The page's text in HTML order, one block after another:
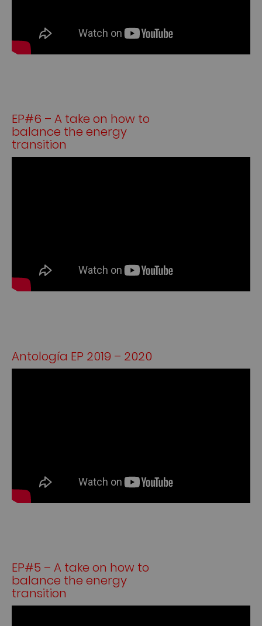
EP#6 – A take on how to
balance the energy
transition
Antología EP 2019 – 2020
EP#5 – A take on how to
balance the energy
transition